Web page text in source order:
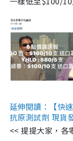
延伸閱讀：【快
抗原測試劑 現貨
<< 提提大家，各